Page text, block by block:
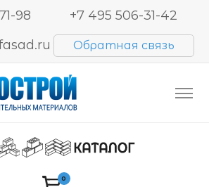
98
+7 495 506-31-42
Обратная связь
материалов
продажа тротуарной плитки,
кирпича
0